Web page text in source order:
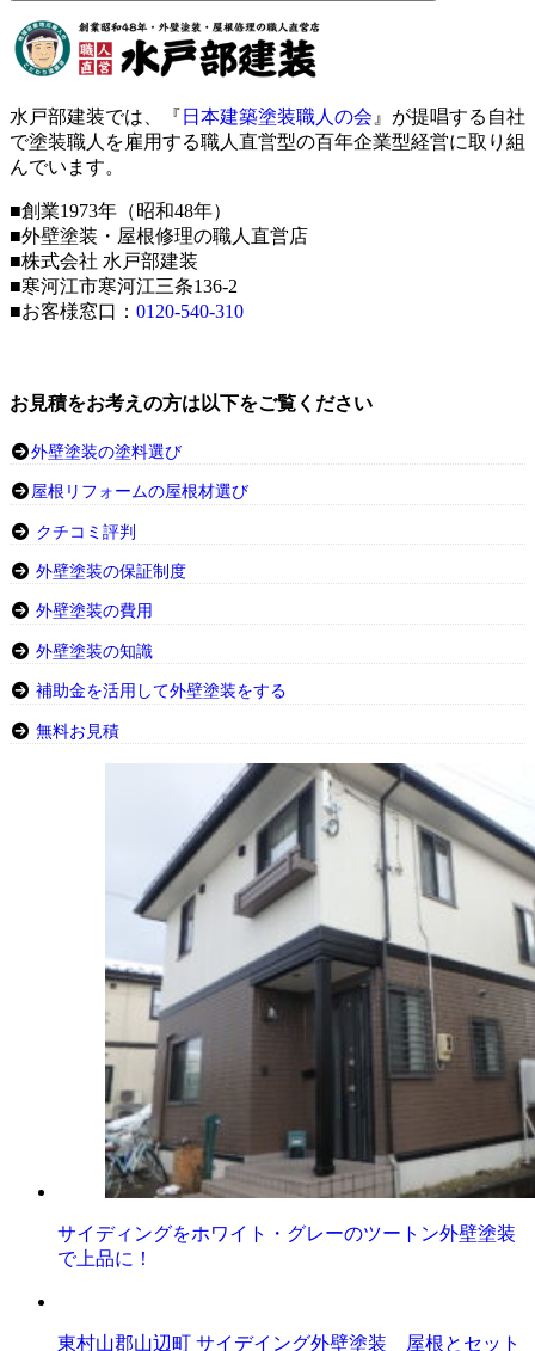
水戸部建装では、『 日本建築塗装職人の会 』が提唱する自社
で塗装職人を雇用する職人直営型の百年企業型経営に取り組
んでいます。
■創業1973年（昭和48年）
■外壁塗装・屋根修理の職人直営店
■株式会社 水戸部建装
■寒河江市寒河江三条136-2
■お客様窓口： 0120-540-310
お見積をお考えの方は以下をご覧ください
外壁塗装の塗料選び
屋根リフォームの屋根材選び
クチコミ評判
外壁塗装の保証制度
外壁塗装の費用
外壁塗装の知識
補助金を活用して外壁塗装をする
無料お見積
サイディングをホワイト・グレーのツートン外壁塗装
で上品に！
東村山郡山辺町 サイデイング外壁塗装 屋根とセット